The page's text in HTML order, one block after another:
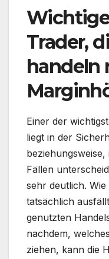
Trader,
handeln
Einer der
liegt in der
Fällen
sehr deutlich.
tatsächlich
genutzten
nachdem,
ziehen, kann die